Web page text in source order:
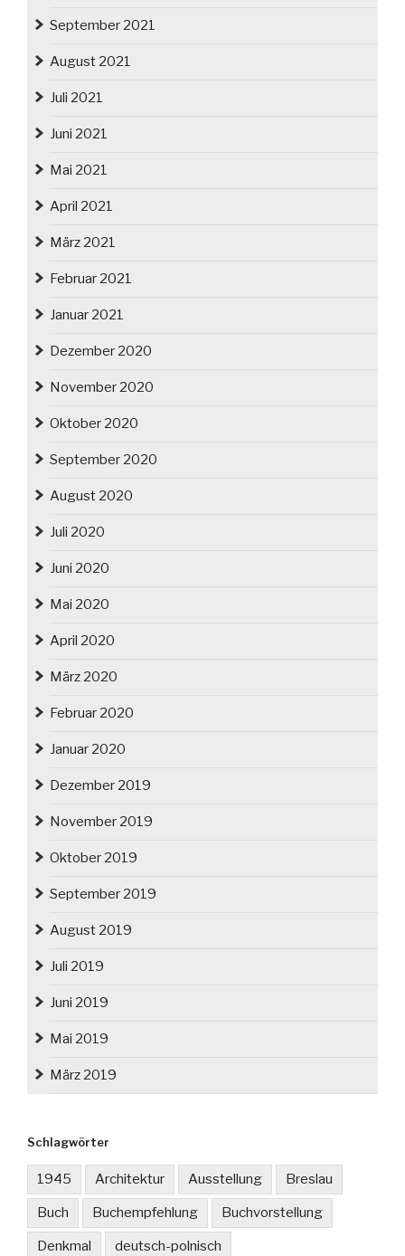
September 2021
August 2021
Juli 2021
Juni 2021
Mai 2021
April 2021
März 2021
Februar 2021
Januar 2021
Dezember 2020
November 2020
Oktober 2020
September 2020
August 2020
Juli 2020
Juni 2020
Mai 2020
April 2020
März 2020
Februar 2020
Januar 2020
Dezember 2019
November 2019
Oktober 2019
September 2019
August 2019
Juli 2019
Juni 2019
Mai 2019
März 2019
Schlagwörter
1945 Architektur Ausstellung Breslau
Buch Buchempfehlung Buchvorstellung
Denkmal deutsch-polnisch